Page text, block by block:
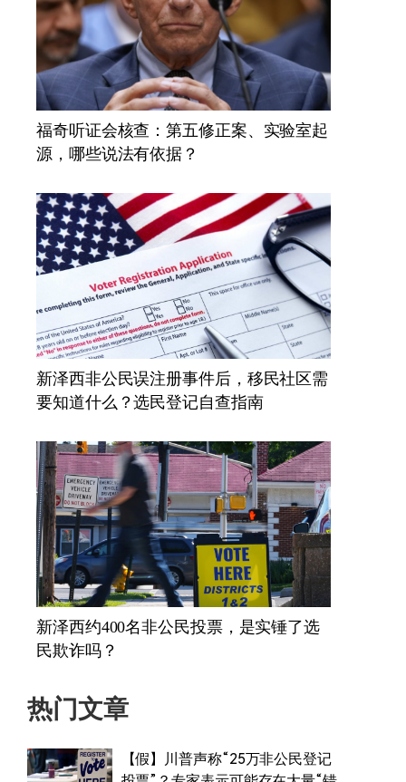
福奇听证会核查：第五修正案、实验室起
源，哪些说法有依据？
新泽西非公民误注册事件后，移民社区需
要知道什么？选民登记自查指南
新泽西约400名非公民投票，是实锤了选
民欺诈吗？
热门文章
【假】川普声称“25万非公民登记